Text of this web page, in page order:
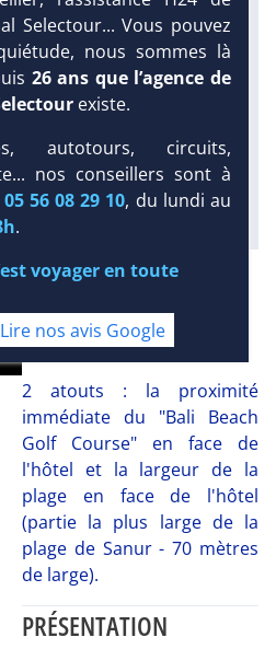
DEMANDE D’INFORMATIONS
830 m
Équipement :
523
Tx: 21 %
Tx
:23 %
Infos golfs :
dont le plus proche à
400 m de l'hôtel
NOTRE AVIS
2 atouts : la proximité
immédiate du "Bali Beach
Golf Course" en face de
l'hôtel et la largeur de la
plage en face de l'hôtel
(partie la plus large de la
plage de Sanur - 70 mètres
de large).
PRÉSENTATION
Selectour... Vous pouvez
nous sommes là
26 ans que l’agence de
existe.
autotours, circuits,
nos conseillers sont à
05 56 08 29 10, du lundi au
.
voyager en toute
Lire nos avis Google